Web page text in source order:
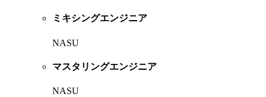
ミキシングエンジニア
NASU
マスタリングエンジニア
NASU